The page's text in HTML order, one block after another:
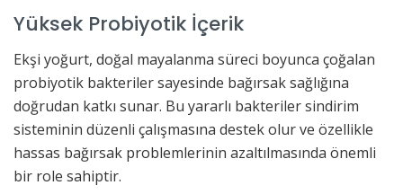
Yüksek Probiyotik İçerik
Ekşi yoğurt, doğal mayalanma süreci boyunca çoğalan
probiyotik bakteriler sayesinde bağırsak sağlığına
doğrudan katkı sunar. Bu yararlı bakteriler sindirim
sisteminin düzenli çalışmasına destek olur ve özellikle
hassas bağırsak problemlerinin azaltılmasında önemli
bir role sahiptir.